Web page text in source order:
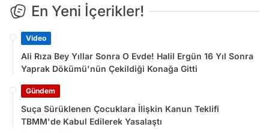
En Yeni İçerikler!
Video
Ali Rıza Bey Yıllar Sonra O Evde! Halil Ergün 16 Yıl Sonra
Yaprak Dökümü'nün Çekildiği Konağa Gitti
Gündem
Suça Sürüklenen Çocuklara İlişkin Kanun Teklifi
TBMM'de Kabul Edilerek Yasalaştı